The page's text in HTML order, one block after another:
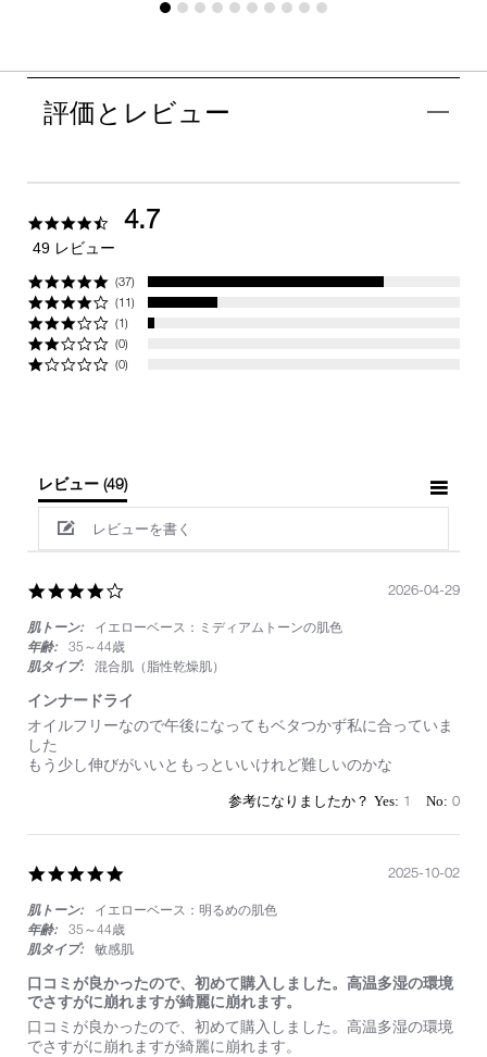
評価とレビュー
4.74.7
49 レビュー
(37)
(11)
(1)
(0)
(0)
レビュー (49)
レビューを書く
rating
肌トーン:
イエローベース：ミディアムトーンの肌色
年齢:
35～44歳
肌タイプ:
混合肌（脂性乾燥肌）
インナードライ
Review
by
on
review
stating
イ
ド
イ
オイルフリーなので午後になってもベタつかず私に合っていま
した
もう少し伸びがいいともっといいけれど難しいのかな
2026-04-29
1 0
rating
肌トーン:
イエローベース：明るめの肌色
年齢:
35～44歳
肌タイプ:
敏感肌
口コミが良かったので、初めて購入しました。高温多湿の環境
でさすがに崩れますが綺麗に崩れます。
Review
by
review
stating
口コミが良かったので、初めて購入しました。高温多湿の環境
でさすがに崩れますが綺麗に崩れます。
2025-10-02